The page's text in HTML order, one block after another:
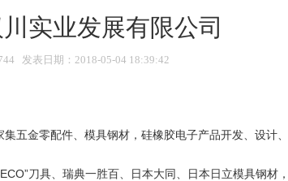
实业发展有限公司
发表日期：2018-05-04 18:39:42
金零配件、模具钢材，硅橡胶电子产品开发、设计
刀具、瑞典一胜百、日本大同、日本日立模具钢材